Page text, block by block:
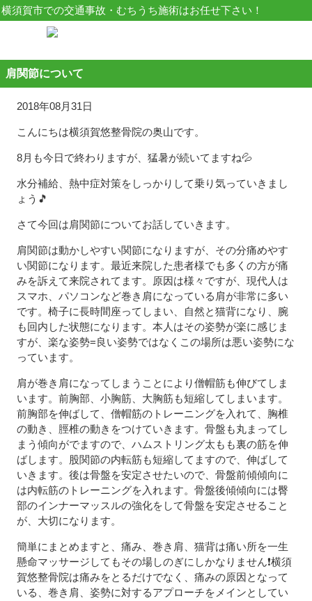
横須賀市での交通事故・むちうち施術はお任せ下さい！
肩関節について
2018年08月31日
こんにちは横須賀悠整骨院の奥山です。
8月も今日で終わりますが、猛暑が続いてますね💦
水分補給、熱中症対策をしっかりして乗り気っていきまし
ょう🎵
さて今回は肩関節についてお話していきます。
肩関節は動かしやすい関節になりますが、その分痛めやす
い関節になります。最近来院した患者様でも多くの方が痛
みを訴えて来院されてます。原因は様々ですが、現代人は
スマホ、パソコンなど巻き肩になっている肩が非常に多い
です。椅子に長時間座ってしまい、自然と猫背になり、腕
も回内した状態になります。本人はその姿勢が楽に感じま
すが、楽な姿勢=良い姿勢ではなくこの場所は悪い姿勢にな
っています。
肩が巻き肩になってしまうことにより僧帽筋も伸びてしま
います。前胸部、小胸筋、大胸筋も短縮してしまいます。
前胸部を伸ばして、僧帽筋のトレーニングを入れて、胸椎
の動き、脛椎の動きをつけていきます。骨盤も丸まってし
まう傾向がでますので、ハムストリング太もも裏の筋を伸
ばします。股関節の内転筋も短縮してますので、伸ばして
いきます。後は骨盤を安定させたいので、骨盤前傾傾向に
は内転筋のトレーニングを入れます。骨盤後傾傾向には臀
部のインナーマッスルの強化をして骨盤を安定させること
が、大切になります。
簡単にまとめますと、痛み、巻き肩、猫背は痛い所を一生
懸命マッサージしてもその場しのぎにしかなりません❗横須
賀悠整骨院は痛みをとるだけでなく、痛みの原因となって
いる、巻き肩、姿勢に対するアプローチをメインとしてい